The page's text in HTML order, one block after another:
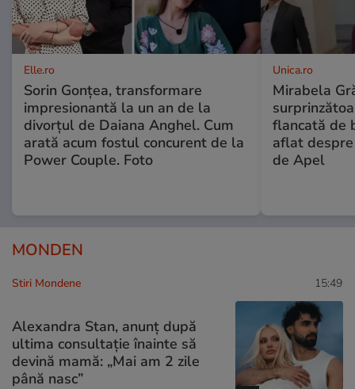
Elle.ro
Sorin Gonțea, transformare
impresionantă la un an de la
divorțul de Daiana Anghel. Cum
arată acum fostul concurent de la
Power Couple. Foto
Unica.ro
Mirabela
flancată de
aflat
de Apel
MONDEN
Stiri Mondene 15:49
Alexandra Stan, anunț după
ultima consultație înainte să
devină mamă: „Mai am 2 zile
până nasc”